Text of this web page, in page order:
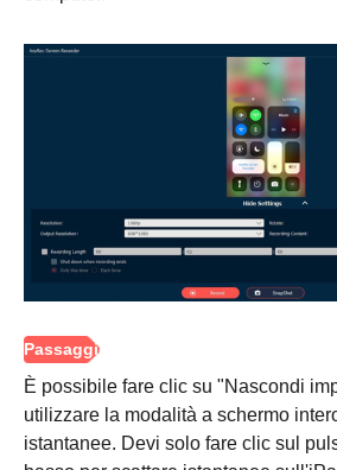
È possibile fare clic su "Nascondi
utilizzare la modalità a schermo
istantanee. Devi solo fare clic sul